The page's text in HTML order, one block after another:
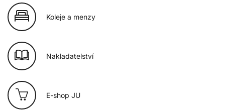
Koleje a menzy
Nakladatelství
E-shop JU